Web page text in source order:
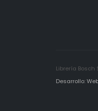
Librería Bosch
Desarrollo: